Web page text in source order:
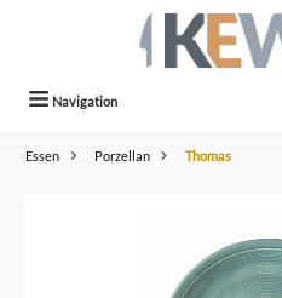
Navigation
Essen Porzellan Thomas